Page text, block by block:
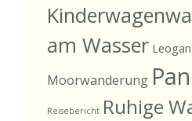
am Wasser
Moorwanderung
Reisebericht Ruhige